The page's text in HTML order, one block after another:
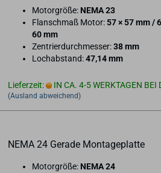
Mo­tor­grö­ße: NEMA 23
Flan­sch­maß Motor:57 × 57 mm /
60 mm
Zen­trier­durch­mes­ser:38 mm
Loch­ab­stand:47,14 mm
Lieferzeit: IN CA. 4-5 WERKTAGEN BEI
(Ausland abweichend)
NEMA 24 Ge­ra­de Mon­ta­ge­plat­te
Mo­tor­grö­ße: NEMA 24